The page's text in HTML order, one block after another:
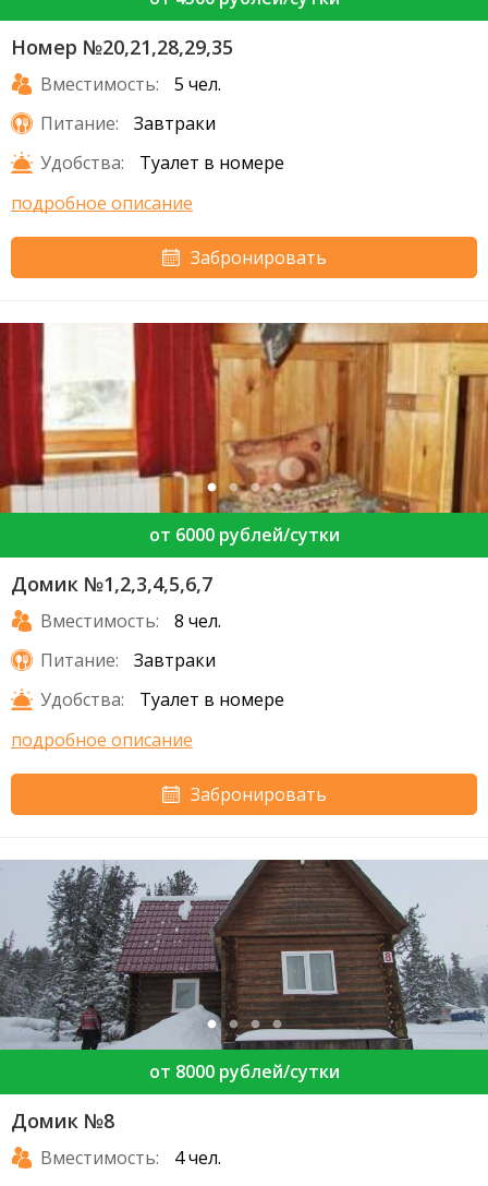
Номер №20,21,28,29,35
Вместимость:
5 чел.
Питание:
Завтраки
Удобства:
Туалет в номере
подробное описание
Забронировать
от 6000 рублей/сутки
Домик №1,2,3,4,5,6,7
Вместимость:
8 чел.
Питание:
Завтраки
Удобства:
Туалет в номере
подробное описание
Забронировать
от 8000 рублей/сутки
Домик №8
Вместимость:
4 чел.